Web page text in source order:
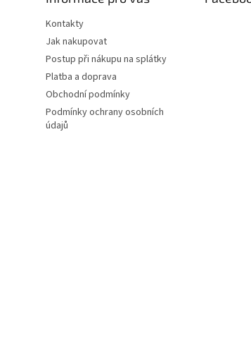
Kontakty
Jak nakupovat
Postup při nákupu na splátky
Platba a doprava
Obchodní podmínky
Podmínky ochrany osobních
údajů